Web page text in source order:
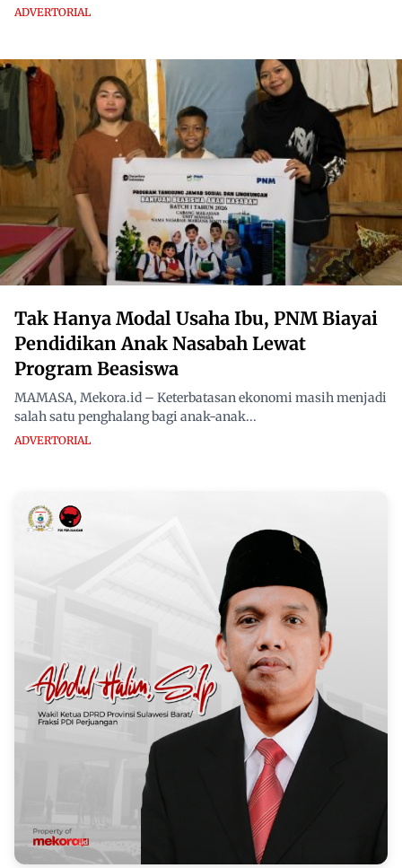
ADVERTORIAL
Tak Hanya Modal Usaha Ibu, PNM Biayai
Pendidikan Anak Nasabah Lewat
Program Beasiswa
MAMASA, Mekora.id – Keterbatasan ekonomi masih menjadi
salah satu penghalang bagi anak-anak...
ADVERTORIAL